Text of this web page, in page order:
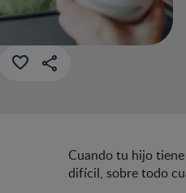
Cuando tu hijo
difícil, sobre todo